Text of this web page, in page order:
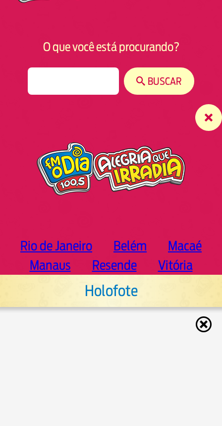
O que você está procurando?
BUSCAR
Rio de Janeiro Belém
Macaé
Manaus
Resende Vitória
Holofote